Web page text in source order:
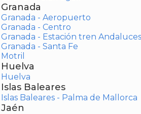
Granada
Granada - Aeropuerto
Granada - Centro
Granada - Estación tren Andaluces
Granada - Santa Fe
Motril
Huelva
Huelva
Islas Baleares
Islas Baleares - Palma de Mallorca
Jaén